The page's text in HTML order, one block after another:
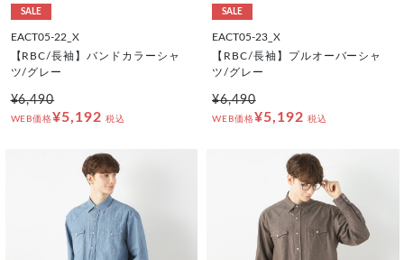
SALE
EACT05-22_X
【RBC/長袖】バンドカラーシャ
ツ/グレー
¥6,490
WEB価格¥5,192 税込
SALE
EACT05-23_X
【RBC/長袖】プルオーバーシャ
ツ/グレー
¥6,490
WEB価格¥5,192 税込